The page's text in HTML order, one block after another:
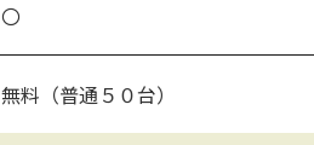
〇
無料（普通５０台）